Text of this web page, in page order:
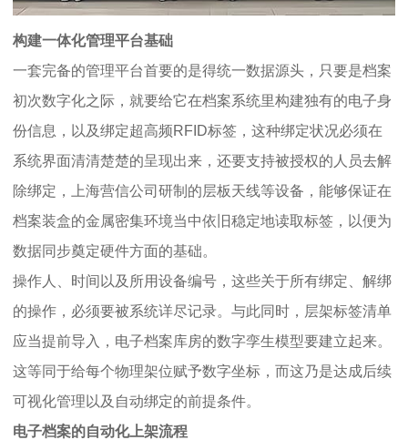
构建一体化管理平台基础
一套完备的管理平台首要的是得统一数据源头，只要是档案
初次数字化之际，就要给它在档案系统里构建独有的电子身
份信息，以及绑定超高频RFID标签，这种绑定状况必须在
系统界面清清楚楚的呈现出来，还要支持被授权的人员去解
除绑定，上海营信公司研制的层板天线等设备，能够保证在
档案装盒的金属密集环境当中依旧稳定地读取标签，以便为
数据同步奠定硬件方面的基础。
操作人、时间以及所用设备编号，这些关于所有绑定、解绑
的操作，必须要被系统详尽记录。与此同时，层架标签清单
应当提前导入，电子档案库房的数字孪生模型要建立起来。
这等同于给每个物理架位赋予数字坐标，而这乃是达成后续
可视化管理以及自动绑定的前提条件。
电子档案的自动化上架流程